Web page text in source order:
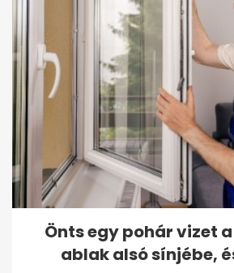
Önts egy pohár vizet
ablak alsó sínjébe,